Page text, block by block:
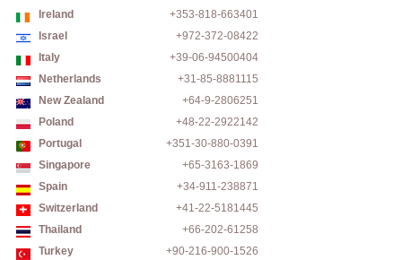
Ireland
+353-818-663401
Israel
+972-372-08422
Italy
+39-06-94500404
Netherlands
+31-85-8881115
New Zealand
+64-9-2806251
Poland
+48-22-2922142
Portugal
+351-30-880-0391
Singapore
+65-3163-1869
Spain
+34-911-238871
Switzerland
+41-22-5181445
Thailand
+66-202-61258
Turkey
+90-216-900-1526